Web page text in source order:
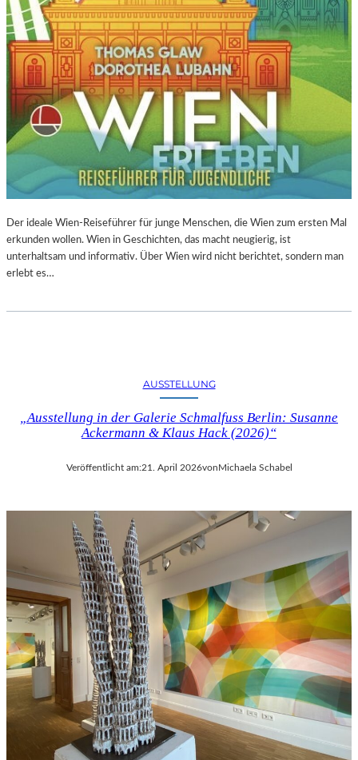
Der ideale Wien-Reiseführer für junge Menschen, die Wien zum ersten Mal
erkunden wollen. Wien in Geschichten, das macht neugierig, ist
unterhaltsam und informativ. Über Wien wird nicht berichtet, sondern man
erlebt es…
AUSSTELLUNG
„Ausstellung in der Galerie Schmalfuss Berlin: Susanne
Ackermann & Klaus Hack (2026)“
Veröffentlicht am:21. April 2026vonMichaela Schabel